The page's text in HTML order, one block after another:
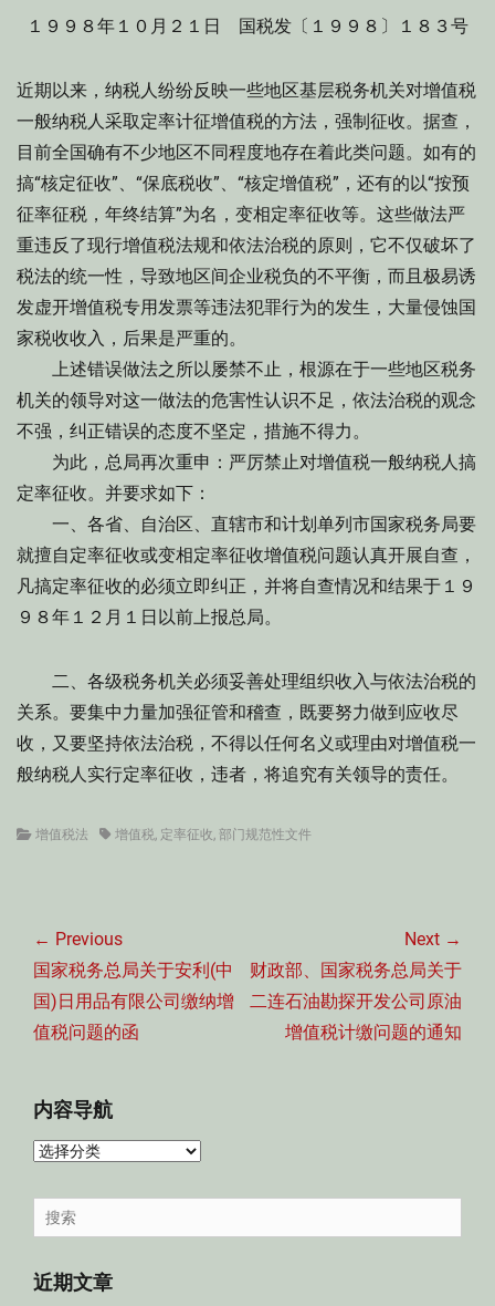
１９９８年１０月２１日 国税发〔１９９８〕１８３号
近期以来，纳税人纷纷反映一些地区基层税务机关对增值税
一般纳税人采取定率计征增值税的方法，强制征收。据查，
目前全国确有不少地区不同程度地存在着此类问题。如有的
搞“核定征收”、“保底税收”、“核定增值税”，还有的以“按预
征率征税，年终结算”为名，变相定率征收等。这些做法严
重违反了现行增值税法规和依法治税的原则，它不仅破坏了
税法的统一性，导致地区间企业税负的不平衡，而且极易诱
发虚开增值税专用发票等违法犯罪行为的发生，大量侵蚀国
家税收收入，后果是严重的。
上述错误做法之所以屡禁不止，根源在于一些地区税务
机关的领导对这一做法的危害性认识不足，依法治税的观念
不强，纠正错误的态度不坚定，措施不得力。
为此，总局再次重申：严厉禁止对增值税一般纳税人搞
定率征收。并要求如下：
一、各省、自治区、直辖市和计划单列市国家税务局要
就擅自定率征收或变相定率征收增值税问题认真开展自查，
凡搞定率征收的必须立即纠正，并将自查情况和结果于１９
９８年１２月１日以前上报总局。
二、各级税务机关必须妥善处理组织收入与依法治税的
关系。要集中力量加强征管和稽查，既要努力做到应收尽
收，又要坚持依法治税，不得以任何名义或理由对增值税一
般纳税人实行定率征收，违者，将追究有关领导的责任。
Categories
增值税法 Tags增值税, 定率征收, 部门规范性文件
章
导
航
← Previous
Previous
post:
国家税务总局关于安利(中
国)日用品有限公司缴纳增
值税问题的函
Next →
Next
post:
财政部、国家税务总局关于
二连石油勘探开发公司原油
增值税计缴问题的通知
内容导航
内
导
航
Search
for:
近期文章